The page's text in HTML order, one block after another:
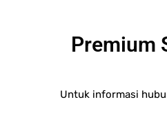
Premium
Untuk informasi